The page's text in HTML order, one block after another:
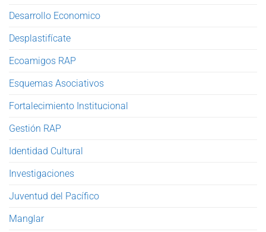
Desarrollo Economico
Desplastifícate
Ecoamigos RAP
Esquemas Asociativos
Fortalecimiento Institucional
Gestión RAP
Identidad Cultural
Investigaciones
Juventud del Pacífico
Manglar